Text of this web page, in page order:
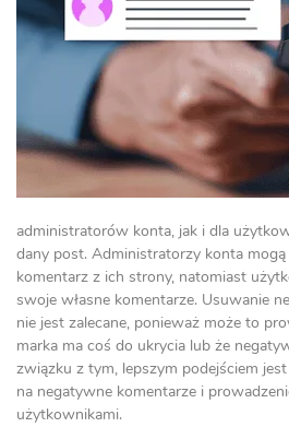
administratorów konta, jak i dla
dany post. Administratorzy konta
komentarz z ich strony, natomiast
swoje własne komentarze. Usuwanie
nie jest zalecane, ponieważ może to
marka ma coś do ukrycia lub że
związku z tym, lepszym podejściem
na negatywne komentarze i
użytkownikami.